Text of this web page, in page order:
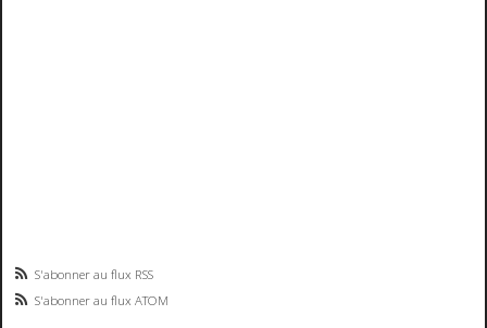
S'abonner au flux RSS
S'abonner au flux ATOM